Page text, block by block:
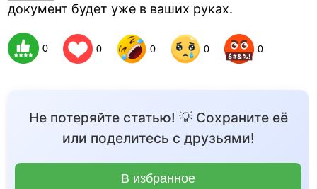
документ будет уже в ваших руках.
0 0 0 0 0
Не потеряйте статью! 💡 Сохраните её
или поделитесь с друзьями!
В избранное